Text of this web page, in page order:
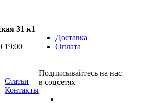
31 к1
19:00
Доставка
Оплата
Статьи
Контакты
Подписывайтесь на нас
в соцсетях